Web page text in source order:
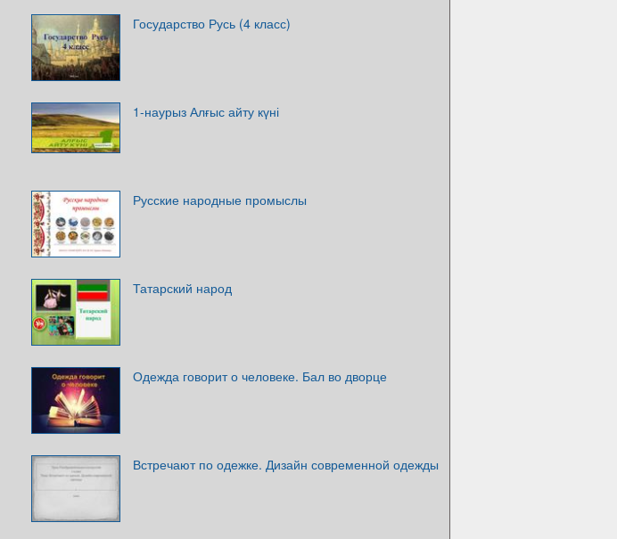
Государство Русь (4 класс)
1-наурыз Алғыс айту күні
Русские народные промыслы
Татарский народ
Одежда говорит о человеке. Бал во дворце
Встречают по одежке. Дизайн современной одежды